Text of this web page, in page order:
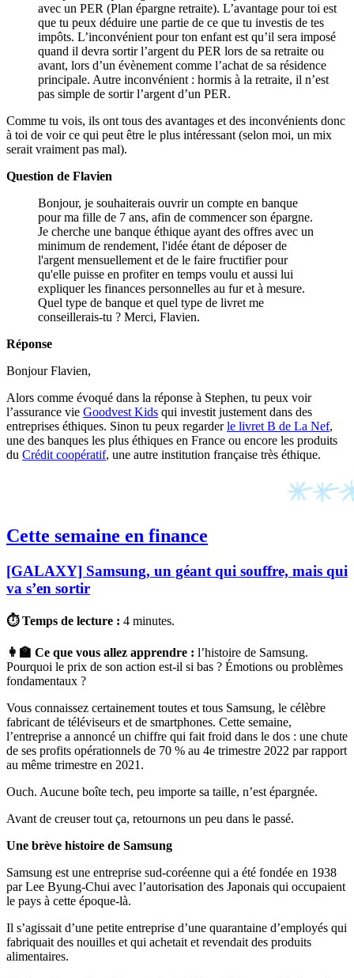
avec un PER (Plan épargne retraite). L’avantage pour toi est
que tu peux déduire une partie de ce que tu investis de tes
impôts. L’inconvénient pour ton enfant est qu’il sera imposé
quand il devra sortir l’argent du PER lors de sa retraite ou
avant, lors d’un évènement comme l’achat de sa résidence
principale. Autre inconvénient : hormis à la retraite, il n’est
pas simple de sortir l’argent d’un PER.
Comme tu vois, ils ont tous des avantages et des inconvénients donc
à toi de voir ce qui peut être le plus intéressant (selon moi, un mix
serait vraiment pas mal).
Question de Flavien
Bonjour, je souhaiterais ouvrir un compte en banque
pour ma fille de 7 ans, afin de commencer son épargne.
Je cherche une banque éthique ayant des offres avec un
minimum de rendement, l'idée étant de déposer de
l'argent mensuellement et de le faire fructifier pour
qu'elle puisse en profiter en temps voulu et aussi lui
expliquer les finances personnelles au fur et à mesure.
Quel type de banque et quel type de livret me
conseillerais-tu ? Merci, Flavien.
Réponse
Bonjour Flavien,
Alors comme évoqué dans la réponse à Stephen, tu peux voir
l’assurance vie Goodvest Kids qui investit justement dans des
entreprises éthiques. Sinon tu peux regarderle livret B de La Nef,
une des banques les plus éthiques en France ou encore les produits
du Crédit coopératif, une autre institution française très éthique.
Cette semaine en finance
[GALAXY] Samsung, un géant qui souffre, mais qui
va s’en sortir
⏱ Temps de lecture : 4 minutes.
👩‍🏫 Ce que vous allez apprendre : l’histoire de Samsung.
Pourquoi le prix de son action est-il si bas ? Émotions ou problèmes
fondamentaux ?
Vous connaissez certainement toutes et tous Samsung, le célèbre
fabricant de téléviseurs et de smartphones. Cette semaine,
l’entreprise a annoncé un chiffre qui fait froid dans le dos : une chute
de ses profits opérationnels de 70 % au 4e trimestre 2022 par rapport
au même trimestre en 2021.
Ouch. Aucune boîte tech, peu importe sa taille, n’est épargnée.
Avant de creuser tout ça, retournons un peu dans le passé.
Une brève histoire de Samsung
Samsung est une entreprise sud-coréenne qui a été fondée en 1938
par Lee Byung-Chui avec l’autorisation des Japonais qui occupaient
le pays à cette époque-là.
Il s’agissait d’une petite entreprise d’une quarantaine d’employés qui
fabriquait des nouilles et qui achetait et revendait des produits
alimentaires.